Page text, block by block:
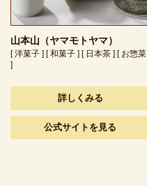
山本山（ヤマモトヤマ）
[ 洋菓子 ] [ 和菓子 ] [ 日本茶 ] [ お惣菜
]
詳しくみる
公式サイトを見る